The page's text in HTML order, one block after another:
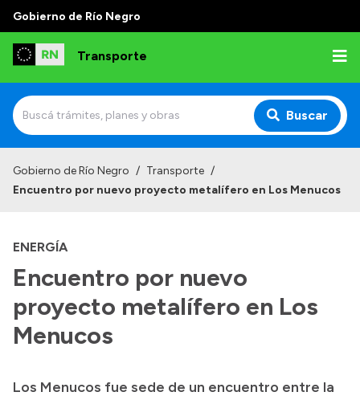
Gobierno de Río Negro
Transporte
Buscar
Funciones
Delegaciones
Normativa
Transparencia
Gobierno de Río Negro / Transporte /
Encuentro por nuevo proyecto metalífero en Los Menucos
ENERGÍA
Encuentro por nuevo
proyecto metalífero en Los
Menucos
Los Menucos fue sede de un encuentro entre la